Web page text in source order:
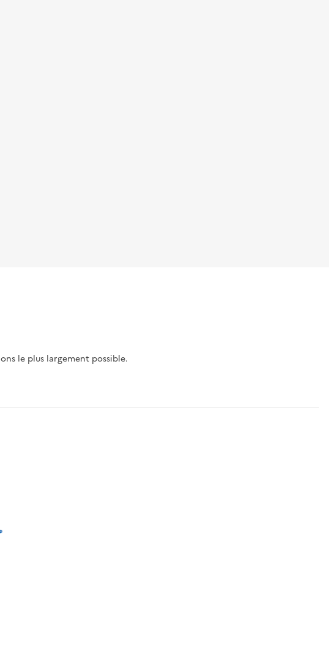
le plus largement possible.